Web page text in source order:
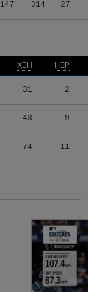
147 314 27
XBH HBP
31 2
43 9
74 11